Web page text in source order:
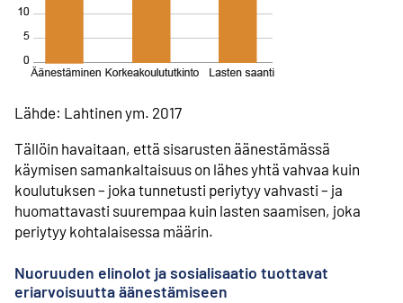
Lähde: Lahtinen ym. 2017
Tällöin havaitaan, että sisarusten äänestämässä
käymisen samankaltaisuus on lähes yhtä vahvaa kuin
koulutuksen – joka tunnetusti periytyy vahvasti – ja
huomattavasti suurempaa kuin lasten saamisen, joka
periytyy kohtalaisessa määrin.
Nuoruuden elinolot ja sosialisaatio tuottavat
eriarvoisuutta äänestämiseen